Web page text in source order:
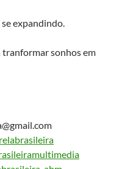
se expandindo.
tranformar sonhos em